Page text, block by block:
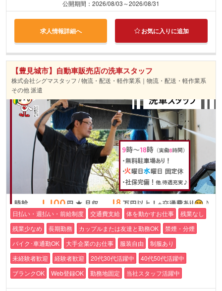
公開期間：2026/08/03～2026/08/31
求人情報詳細へ お気に入りに追加
【豊見城市】自動車販売店の洗車スタッフ
株式会社シグマスタッフ / 物流・配送・軽作業系｜物流・配送・軽作業系
その他 派遣
日払い・週払い・前給制度 交通費支給 体を動かすお仕事
残業なし
残業少なめ
長期勤務 カップルまたは友達と勤務OK
禁煙・分煙
バイク･車通勤OK
大手企業のお仕事 服装自由
制服あり
未経験者歓迎
経験者歓迎 20代30代活躍中
40代50代活躍中
ブランクOK
Web登録OK 勤務地固定 当社スタッフ活躍中